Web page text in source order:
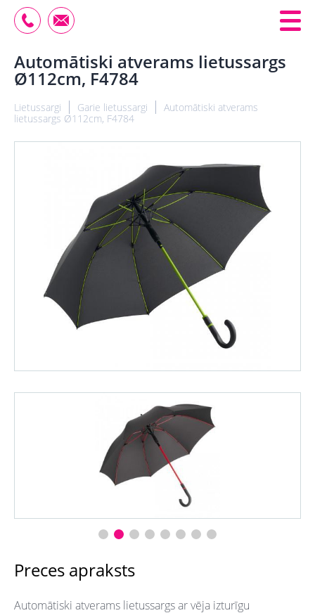
Automātiski atverams lietussargs
Ø112cm, F4784
Lietussargi Garie lietussargi
Automātiski atverams
lietussargs Ø112cm, F4784
Preces apraksts
Automātiski atverams lietussargs ar vēja izturīgu